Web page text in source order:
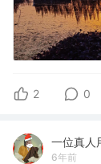
2 0
一位真人
6年前